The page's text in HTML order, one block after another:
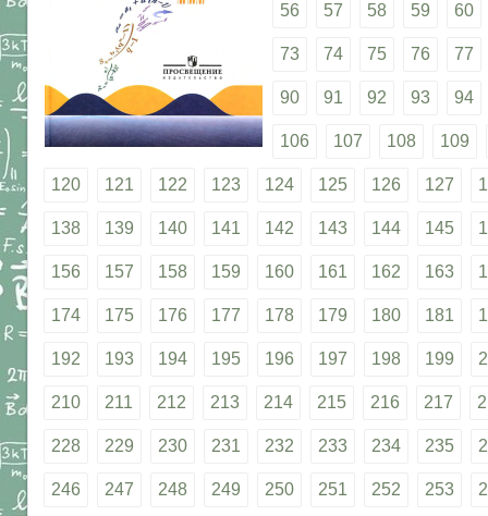
56 57 58 59 60
73 74 75 76 77
90 91 92 93 94
106 107 108 109
120 121 122 123 124 125 126 127
138 139 140 141 142 143 144 145
156 157 158 159 160 161 162 163
174 175 176 177 178 179 180 181
192 193 194 195 196 197 198 199
210 211 212 213 214 215 216 217
228 229 230 231 232 233 234 235
246 247 248 249 250 251 252 253